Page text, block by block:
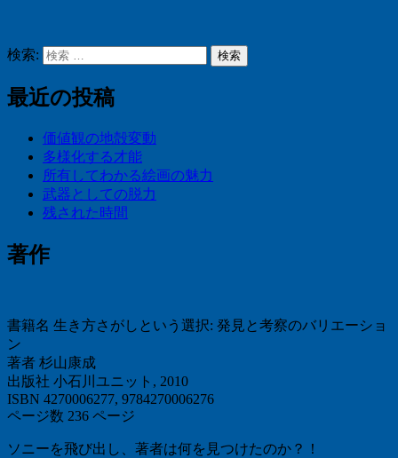
検索: 検索
最近の投稿
価値観の地殻変動
多様化する才能
所有してわかる絵画の魅力
武器としての脱力
残された時間
著作
書籍名 生き方さがしという選択: 発見と考察のバリエーショ
ン
著者 杉山康成
出版社 小石川ユニット, 2010
ISBN 4270006277, 9784270006276
ページ数 236 ページ
ソニーを飛び出し、著者は何を見つけたのか？！